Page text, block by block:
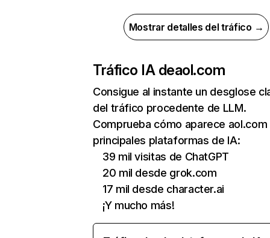
Mostrar detalles del tráfico →
Tráfico IA deaol.com
Consigue al instante un desglose
del tráfico procedente de LLM.
Comprueba cómo aparece aol.com
principales plataformas de IA:
39 mil visitas de ChatGPT
20 mil desde grok.com
17 mil desde character.ai
¡Y mucho más!